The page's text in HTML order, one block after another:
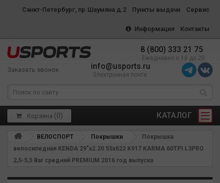
Санкт-Петербург, пр.Шаумяна д.2 Пункты выдачи Сервис
Информация Контакты
8 (800) 333 21 75
Ежедневно с 10 до 20
Заказать звонок info@usports.ru
Электронная почта
КАТАЛОГ
Корзина (0)
ВЕЛОСПОРТ Покрышки
Покрышка
велосипедная KENDA 29"х2.20 55х622 K917 KARMA 60TPI L3PRO
2,5-5,5 Bar средний PREMIUM 2016 год выпуска